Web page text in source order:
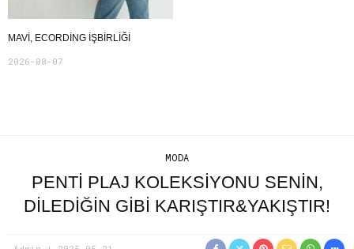
MAVI, ECORDING IŞBIRLIĞI
2026-08-07
MODA
PENTI PLAJ KOLEKSIYONU SENIN,
DILEDIĞIN GIBI KARIŞTIR&YAKIŞTIR!